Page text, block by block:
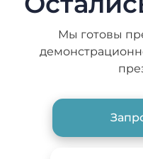
Мы готовы